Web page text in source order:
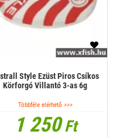
Style Ezüst Piros Csíkos
Körforgó Villantó 3-as 6g
Többféle elérhető >>>
1 250Ft